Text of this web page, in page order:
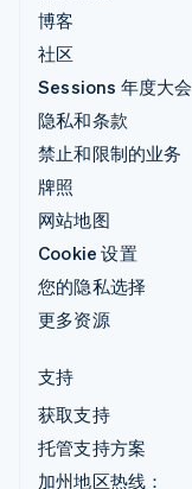
博客
社区
Sessions 年度大会
隐私和条款
禁止和限制的业务
牌照
网站地图
Cookie 设置
您的隐私选择
更多资源
支持
获取支持
托管支持方案
加州地区热线：